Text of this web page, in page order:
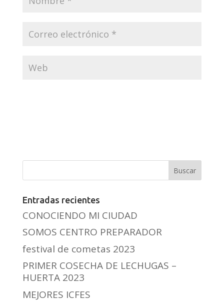
Entradas recientes
CONOCIENDO MI CIUDAD
SOMOS CENTRO PREPARADOR
festival de cometas 2023
PRIMER COSECHA DE LECHUGAS –
HUERTA 2023
MEJORES ICFES